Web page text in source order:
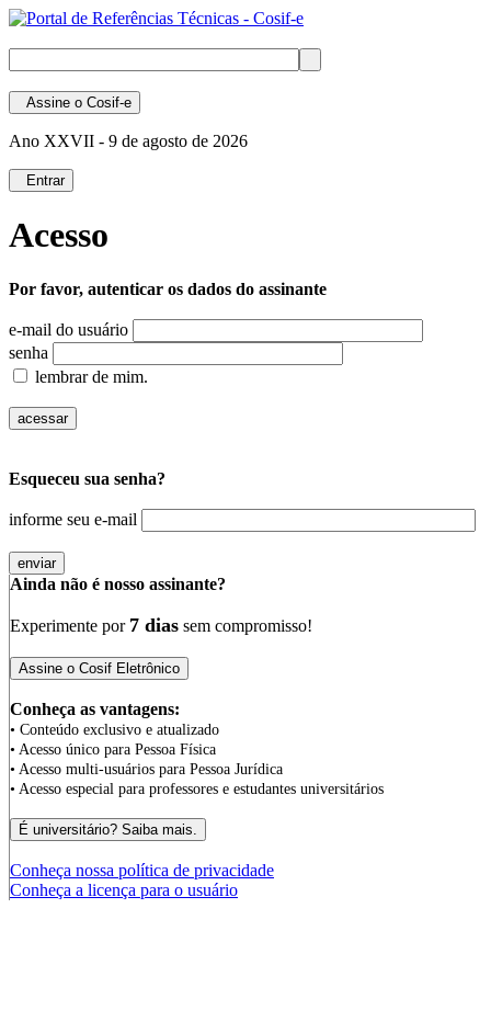
Assine o Cosif-e
Ano XXVII - 9 de agosto de 2026
Entrar
Acesso
Por favor, autenticar os dados do assinante
e-mail do usuário
senha
lembrar de mim.
Esqueceu sua senha?
informe seu e-mail
Ainda não é nosso assinante?
Experimente por 7 dias sem compromisso!
Conheça as vantagens:
• Conteúdo exclusivo e atualizado
• Acesso único para Pessoa Física
• Acesso multi-usuários para Pessoa Jurídica
• Acesso especial para professores e estudantes universitários
Conheça nossa política de privacidade
Conheça a licença para o usuário